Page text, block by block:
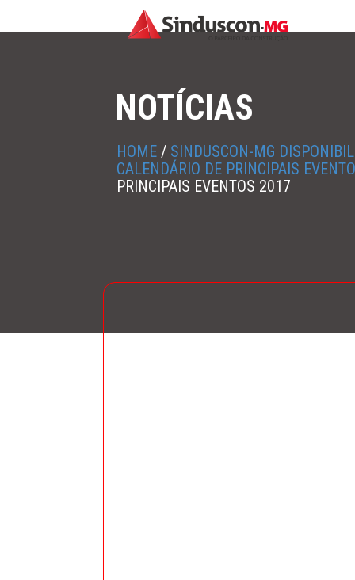
NOTÍCIAS
HOME / SINDUSCON-MG
CALENDÁRIO DE PRINCIPAIS
PRINCIPAIS EVENTOS 2017